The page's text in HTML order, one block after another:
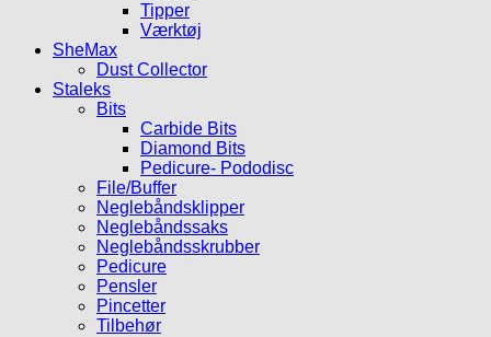
Tipper
Værktøj
SheMax
Dust Collector
Staleks
Bits
Carbide Bits
Diamond Bits
Pedicure- Pododisc
File/Buffer
Neglebåndsklipper
Neglebåndssaks
Neglebåndsskrubber
Pedicure
Pensler
Pincetter
Tilbehør